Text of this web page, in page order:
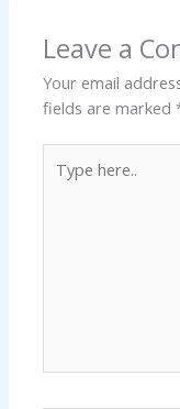
Leave a
Your email
fields are marked
here..